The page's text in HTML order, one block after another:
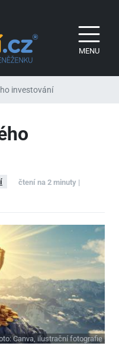
MENU
investování
čtení na 2 minuty |
Canva, ilustrační fotografie